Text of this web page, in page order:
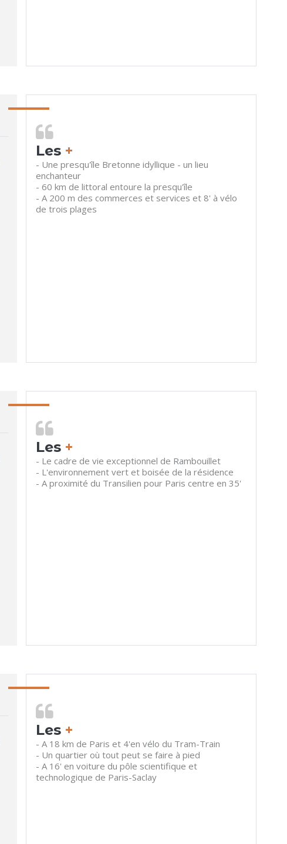
Les +
- Une presqu'île Bretonne idyllique - un lieu
enchanteur
- 60 km de littoral entoure la presqu'île
- A 200 m des commerces et services et 8' à vélo
de trois plages
Les +
- Le cadre de vie exceptionnel de Rambouillet
- L'environnement vert et boisée de la résidence
- A proximité du Transilien pour Paris centre en 35'
Les +
- A 18 km de Paris et 4'en vélo du Tram-Train
- Un quartier où tout peut se faire à pied
- A 16' en voiture du pôle scientifique et
technologique de Paris-Saclay